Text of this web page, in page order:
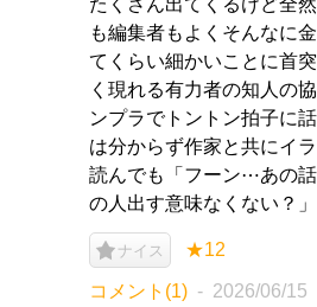
たくさん出てくるけど全
も編集者もよくそんなに
てくらい細かいことに首
く現れる有力者の知人の
ンプラでトントン拍子に
は分からず作家と共にイ
読んでも「フーン⋯あの
の人出す意味なくない？」
ナイス ★12
コメント(1) 2026/06/15